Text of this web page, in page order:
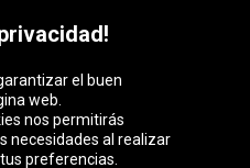
el buen
web.
nos permitirás
necesidades al realizar
preferencias.